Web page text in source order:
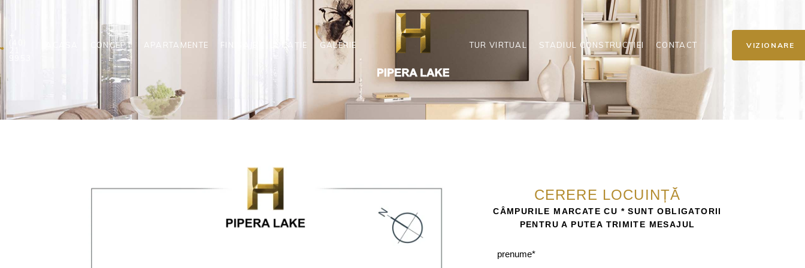
CONCEPT APARTAMENTE FINISAJE LOCAȚIE GALERIE TUR VIRTUAL STADIUL CONSTRUCȚIEI CONTACT VIZIONARE
CERERE LOCUINȚĂ
CÂMPURILE MARCATE CU * SUNT OBLIGATORII
PENTRU A PUTEA TRIMITE MESAJUL